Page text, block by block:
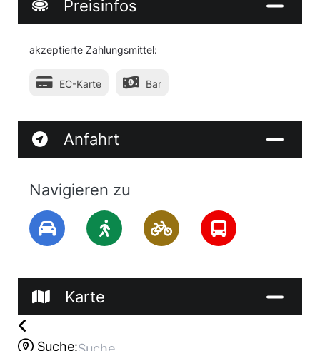
Preisinfos
akzeptierte Zahlungsmittel:
EC-Karte Bar
Anfahrt
Navigieren zu
Karte
Suche: